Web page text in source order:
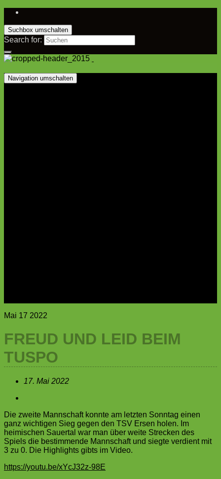
Suchbox umschalten
Search for:
Navigation umschalten
Mai 17 2022
FREUD UND LEID BEIM
TUSPO
17. Mai 2022
Die zweite Mannschaft konnte am letzten Sonntag einen
ganz wichtigen Sieg gegen den TSV Ersen holen. Im
heimischen Sauertal war man über weite Strecken des
Spiels die bestimmende Mannschaft und siegte verdient mit
3 zu 0. Die Highlights gibts im Video.
https://youtu.be/xYcJ32z-98E